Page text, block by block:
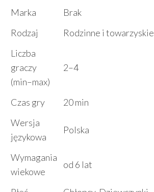
Marka
Brak
Rodzaj
Rodzinne i towarzyskie
Liczba
graczy
(min–max)
2–4
Czas gry
20 min
Wersja
językowa
Polska
Wymagania
wiekowe
od 6 lat